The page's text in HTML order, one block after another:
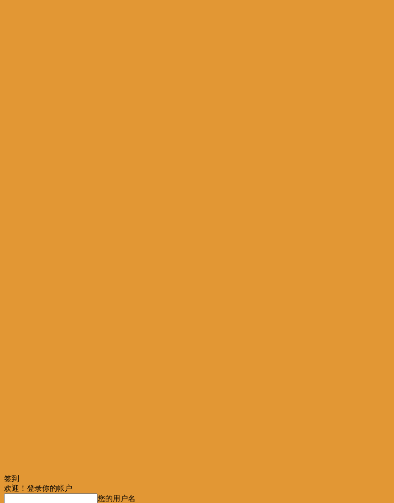
签到
欢迎！登录你的帐户
您的用户名